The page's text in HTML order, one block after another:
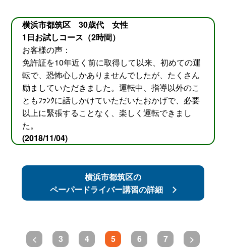
横浜市都筑区 30歳代 女性
1日お試しコース（2時間）
お客様の声：
免許証を10年近く前に取得して以来、初めての運
転で、恐怖心しかありませんでしたが、たくさん
励ましていただきました。運転中、指導以外のこ
ともﾌﾗﾝｸに話しかけていただいたおかげで、必要
以上に緊張することなく、楽しく運転できまし
た。
(2018/11/04)
横浜市都筑区の
ペーパードライバー講習の詳細
< 3 4 5 6 7 >